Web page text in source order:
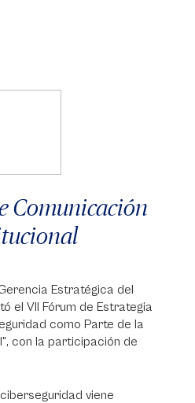
Comunicación
Estratégica del
el VII Fórum de Estrategia
como Parte de la
con la participación de
viene